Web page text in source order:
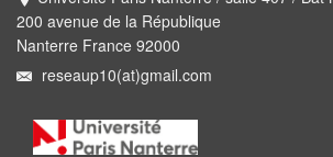
200 avenue de la République
Nanterre France 92000
reseaup10(at)gmail.com